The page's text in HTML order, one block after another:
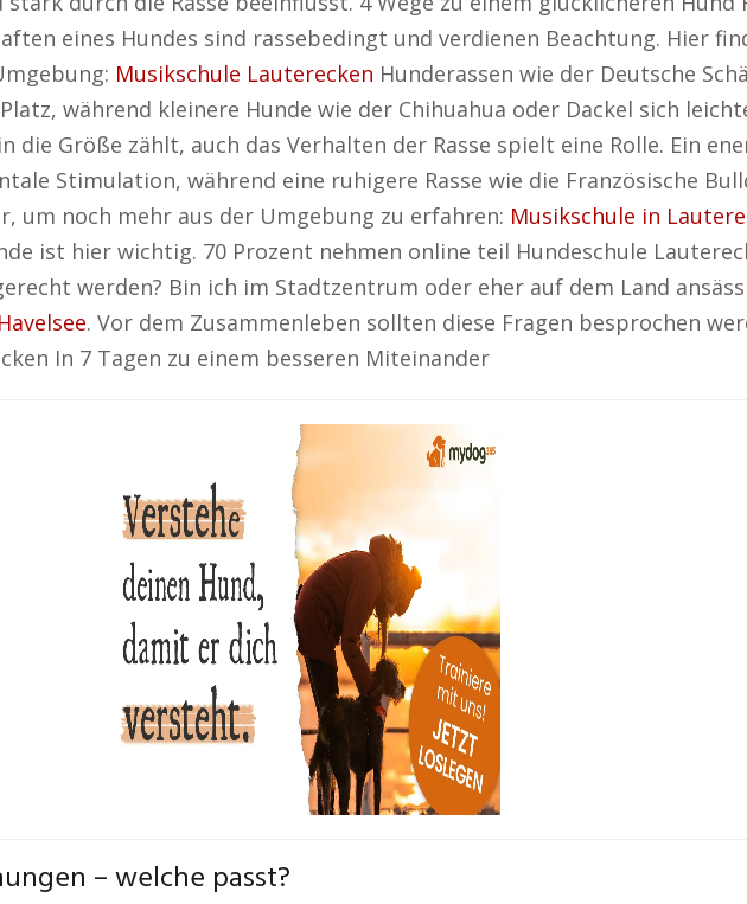
eines Hundes sind rassebedingt und verdienen Beachtung. Hier
Musikschule Lauterecken Hunderassen wie der Deutsche
während kleinere Hunde wie der Chihuahua oder Dackel sich
die Größe zählt, auch das Verhalten der Rasse spielt eine Rolle. Ein
Stimulation, während eine ruhigere Rasse wie die Französische
um noch mehr aus der Umgebung zu erfahren: Musikschule in
ist hier wichtig. 70 Prozent nehmen online teil Hundeschule
werden? Bin ich im Stadtzentrum oder eher auf dem Land
. Vor dem Zusammenleben sollten diese Fragen besprochen
In 7 Tagen zu einem besseren Miteinander
– welche passt?